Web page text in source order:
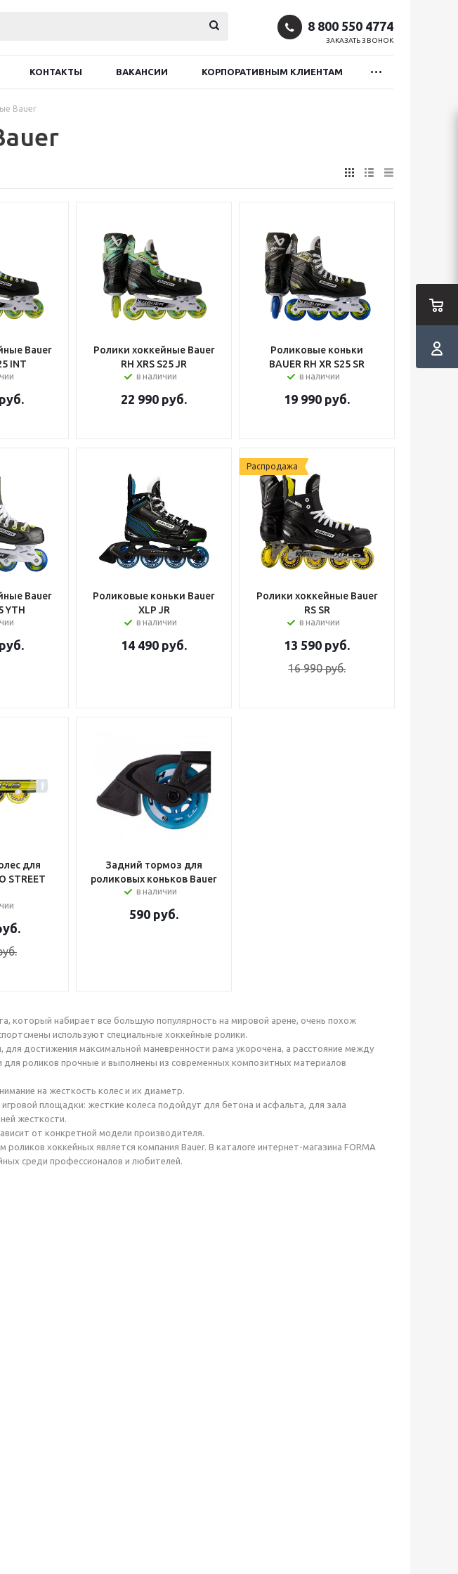
8 800 550 4774
ЗАКАЗАТЬ ЗВОНОК
КОНТАКТЫ ВАКАНСИИ КОРПОРАТИВНЫМ КЛИЕНТАМ
Bauer
Bauer
INT
руб.
Ролики хоккейные Bauer
RH XRS S25 JR
в наличии
22 990 руб.
Роликовые коньки
BAUER RH XR S25 SR
в наличии
19 990 руб.
Bauer
YTH
руб.
Роликовые коньки Bauer
XLP JR
в наличии
14 490 руб.
Распродажа
Ролики хоккейные Bauer
RS SR
в наличии
13 590 руб.
16 990руб.
для
STREET
Задний тормоз для
роликовых коньков Bauer
в наличии
590 руб.
который набирает все большую популярность на мировой арене, очень похож
используют специальные хоккейные ролики.
достижения максимальной маневренности рама укорочена, а расстояние между
для роликов прочные и выполнены из современных композитных материалов
на жесткость колес и их диаметр.
площадки: жесткие колеса подойдут для бетона и асфальта, для зала
жесткости.
от конкретной модели производителя.
хоккейных является компания Bauer. В каталоге интернет-магазина FORMA
среди профессионалов и любителей.